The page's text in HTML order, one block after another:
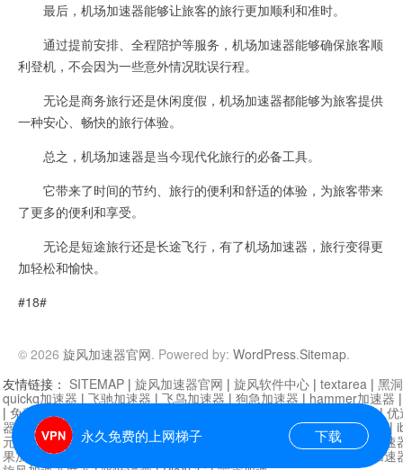
最后，机场加速器能够让旅客的旅行更加顺利和准时。
通过提前安排、全程陪护等服务，机场加速器能够确保旅客顺
利登机，不会因为一些意外情况耽误行程。
无论是商务旅行还是休闲度假，机场加速器都能够为旅客提供
一种安心、畅快的旅行体验。
总之，机场加速器是当今现代化旅行的必备工具。
它带来了时间的节约、旅行的便利和舒适的体验，为旅客带来
了更多的便利和享受。
无论是短途旅行还是长途飞行，有了机场加速器，旅行变得更
加轻松和愉快。
#18#
© 2026 旋风加速器官网. Powered by: WordPress.Sitemap.
永久免费的上网梯子 下载
友情链接： SITEMAP | 旋风加速器官网 | 旋风软件中心 | textarea | 黑
quickq加速器 | 飞驰加速器 | 飞鸟加速器 | 狗急加速器 | hammer加速器
| 免费vqn加速外网 迷雾通|优
器| 快柠檬加速器 |黑洞加速 |falemon 快橙加速器|anycast加速器 |
元机场加速器 |一元机场|老王加速器 | 白石山|
小牛加速
果加速器|黑洞加速
芒果加速